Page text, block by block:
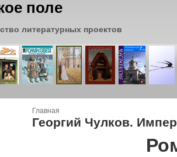
поле
литературных проектов
Вы здесь
Главная
Георгий Чулков.